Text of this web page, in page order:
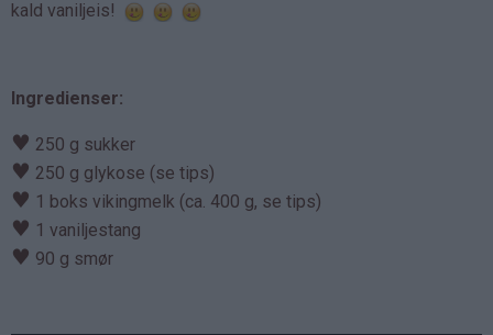
kald vaniljeis!
Ingredienser:
♥ 250 g sukker
♥ 250 g glykose (se tips)
♥ 1 boks vikingmelk (ca. 400 g, se tips)
♥ 1 vaniljestang
♥ 90 g smør